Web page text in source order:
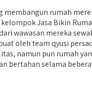
membangun rumah
Jasa Bikin
wawasan mereka
oleh team qyusi
namun pun rumah
bertahan selama